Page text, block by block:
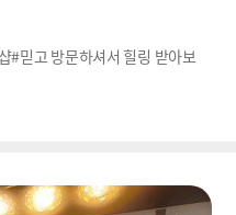
#믿고 방문하셔서 힐링 받아보